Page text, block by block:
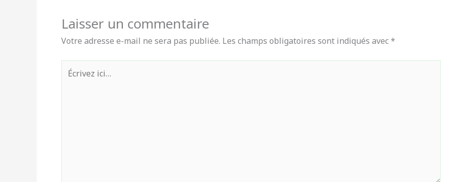
Laisser un commentaire
Votre adresse e-mail ne sera pas publiée. Les champs obligatoires sont indiqués avec*
Écrivez
ici…